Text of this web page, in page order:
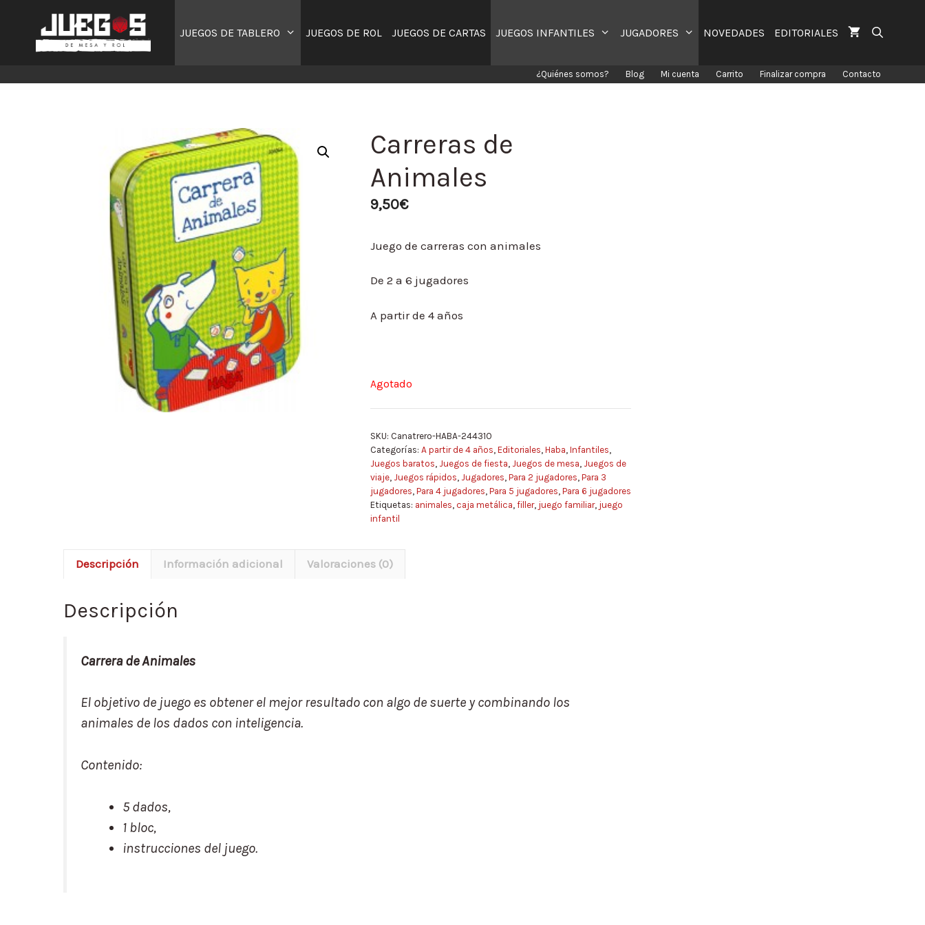
contenido
JUEGOS DE TABLERO JUEGOS DE ROL JUEGOS DE CARTAS JUEGOS INFANTILES JUGADORES NOVEDADES EDITORIALES
¿Quiénes somos? Blog Mi cuenta Carrito Finalizar compra Contacto
Carreras de
Animales
9,50€
Juego de carreras con animales
De 2 a 6 jugadores
A partir de 4 años
Agotado
SKU: Canatrero-HABA-244310
Categorías: A partir de 4 años, Editoriales, Haba, Infantiles,
Juegos baratos, Juegos de fiesta, Juegos de mesa, Juegos de
viaje, Juegos rápidos, Jugadores, Para 2 jugadores, Para 3
jugadores, Para 4 jugadores, Para 5 jugadores, Para 6 jugadores
Etiquetas: animales, caja metálica, filler, juego familiar, juego
infantil
Descripción Información adicional Valoraciones (0)
Descripción
Carrera de Animales
El objetivo de juego es obtener el mejor resultado con algo de suerte y combinando los
animales de los dados con inteligencia.
Contenido:
5 dados,
1 bloc,
instrucciones del juego.